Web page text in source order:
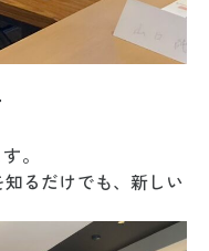
。
るだけでも、新しい